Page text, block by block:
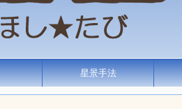
星景手法